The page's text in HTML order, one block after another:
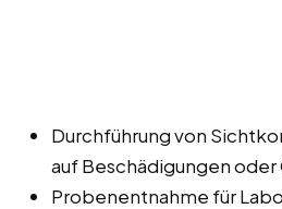
Durchführung von
auf Beschädigungen oder
Probenentnahme für